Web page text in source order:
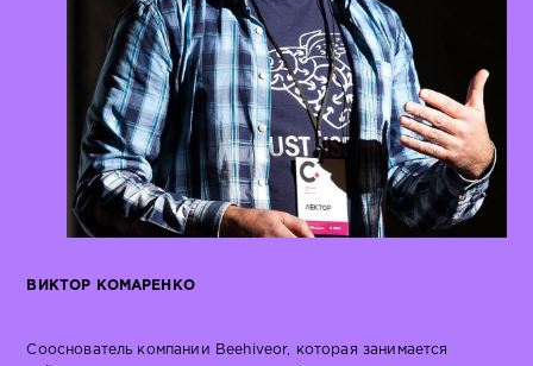
ВИКТОР КОМАРЕНКО
Сооснователь компании Beehiveor, которая занимается